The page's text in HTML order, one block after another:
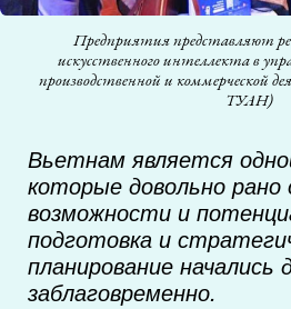
Предприятия представляют
искусственного интеллекта в
производственной и коммерческой
ТУАН)
Вьетнам является
которые довольно рано
возможности и
подготовка и
планирование
заблаговременно.